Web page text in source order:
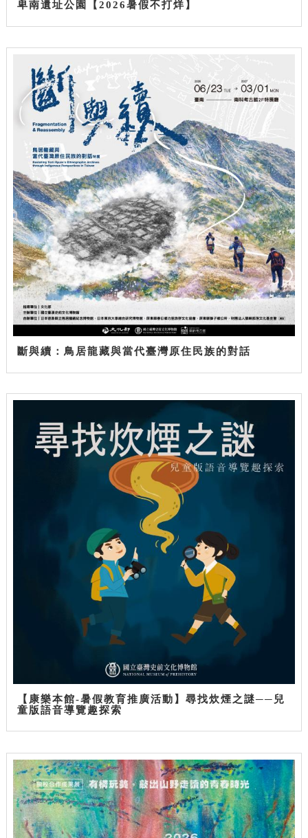
卑南遺址公園【2026暑假不打烊】
斷與續：鳥居龍藏與當代臺灣原住民族的對話
【康樂本館-暑假教育推廣活動】尋找炊煙之謎──兒
童版語音導覽趣探索